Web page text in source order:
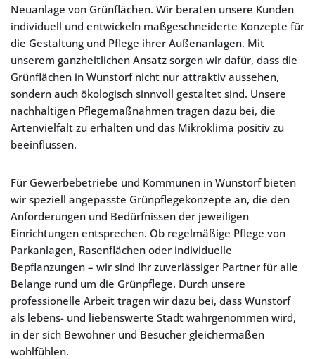
Neuanlage von Grünflächen. Wir beraten unsere Kunden
individuell und entwickeln maßgeschneiderte Konzepte für
die Gestaltung und Pflege ihrer Außenanlagen. Mit
unserem ganzheitlichen Ansatz sorgen wir dafür, dass die
Grünflächen in Wunstorf nicht nur attraktiv aussehen,
sondern auch ökologisch sinnvoll gestaltet sind. Unsere
nachhaltigen Pflegemaßnahmen tragen dazu bei, die
Artenvielfalt zu erhalten und das Mikroklima positiv zu
beeinflussen.
Für Gewerbebetriebe und Kommunen in Wunstorf bieten
wir speziell angepasste Grünpflegekonzepte an, die den
Anforderungen und Bedürfnissen der jeweiligen
Einrichtungen entsprechen. Ob regelmäßige Pflege von
Parkanlagen, Rasenflächen oder individuelle
Bepflanzungen – wir sind Ihr zuverlässiger Partner für alle
Belange rund um die Grünpflege. Durch unsere
professionelle Arbeit tragen wir dazu bei, dass Wunstorf
als lebens- und liebenswerte Stadt wahrgenommen wird,
in der sich Bewohner und Besucher gleichermaßen
wohlfühlen.